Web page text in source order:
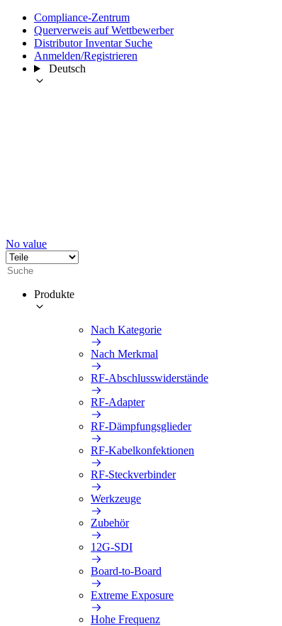
Compliance-Zentrum
Querverweis auf Wettbewerber
Distributor Inventar Suche
Anmelden/Registrieren
Deutsch
No value
Produkte
Nach Kategorie
Nach Merkmal
RF-Abschlusswiderstände
RF-Adapter
RF-Dämpfungsglieder
RF-Kabelkonfektionen
RF-Steckverbinder
Werkzeuge
Zubehör
12G-SDI
Board-to-Board
Extreme Exposure
Hohe Frequenz